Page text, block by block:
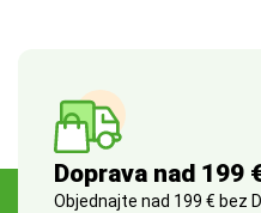
Doprava nad 199
Objednajte nad 199 € bez